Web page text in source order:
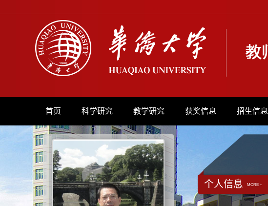
首页 科学研究 教学研究 获奖信息 招生信息
个人信息 MORE +